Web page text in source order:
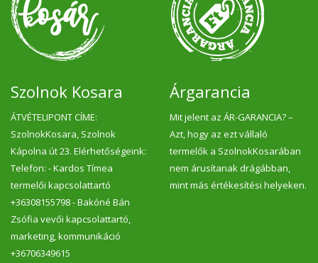
Szolnok Kosara
ÁTVÉTELIPONT CÍME:
SzolnokKosara, Szolnok
Kápolna út 23. Elérhetőségeink:
Telefon: - Kardos Tímea
termelői kapcsolattartó
+36308155798 - Bakóné Bán
Zsófia vevői kapcsolattartó,
marketing, kommunikáció
+36706349615
Árgarancia
Mit jelent az ÁR-GARANCIA? –
Azt, hogy az ezt vállaló
termelők a SzolnokKosarában
nem árusítanak drágábban,
mint más értékesítési helyeken.